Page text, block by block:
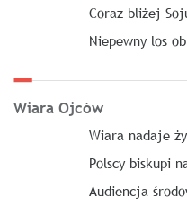
Coraz bliżej
Niepewny los
Wiara Ojców
Wiara nadaje
Polscy biskupi
Audiencja